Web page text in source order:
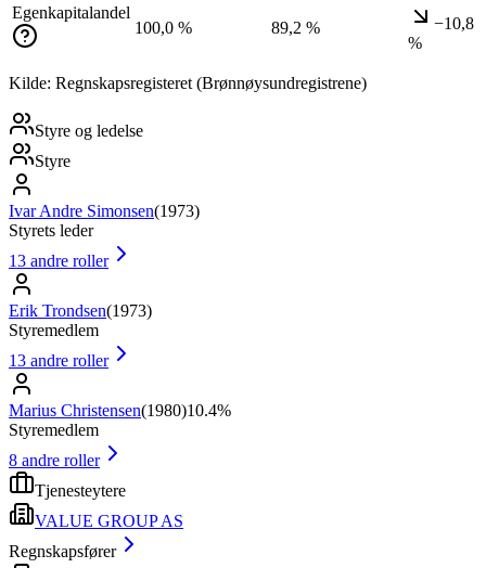
Egenkapitalandel
100,0 %
89,2 %
−10,8
%
Kilde: Regnskapsregisteret (Brønnøysundregistrene)
Styre og ledelse
Styre
Ivar Andre Simonsen(1973)
Styrets leder
13 andre roller
Erik Trondsen(1973)
Styremedlem
13 andre roller
Marius Christensen(1980)10.4%
Styremedlem
8 andre roller
Tjenesteytere
VALUE GROUP AS
Regnskapsfører